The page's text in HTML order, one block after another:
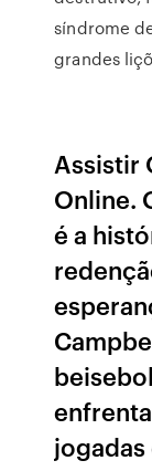
síndrome
grandes
Assistir
Online.
é a